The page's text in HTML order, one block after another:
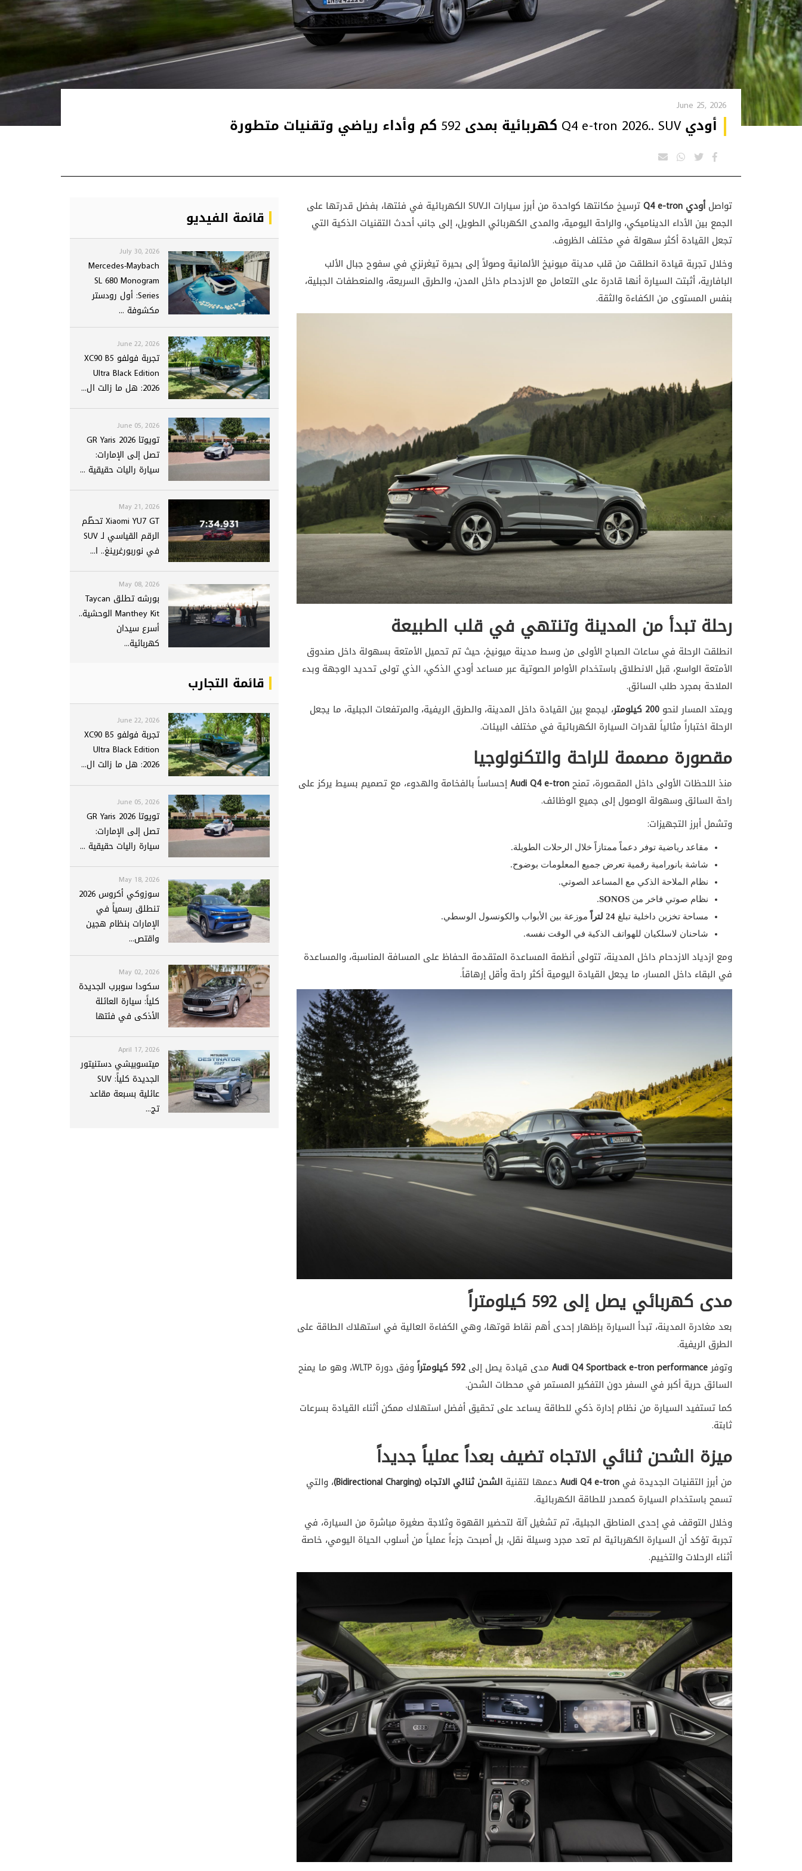
June 25, 2026
أودي Q4 e-tron 2026.. SUV كهربائية بمدى 592 كم وأداء رياضي وتقنيات متطورة
تواصلأودي Q4 e-tron
ترسيخ مكانتها كواحدة من أبرز سيارات الـSUV الكهربائية في فئتها، بفضل قدرتها على
الجمع بين الأداء الديناميكي، والراحة اليومية، والمدى الكهربائي الطويل، إلى جانب أحدث التقنيات الذكية التي
تجعل القيادة أكثر سهولة في مختلف الظروف.
وخلال تجربة قيادة انطلقت من قلب مدينة ميونيخ الألمانية وصولاً إلى بحيرة تيغرنزي في سفوح جبال الألب
البافارية، أثبتت السيارة أنها قادرة على التعامل مع الازدحام داخل المدن، والطرق السريعة، والمنعطفات الجبلية،
بنفس المستوى من الكفاءة والثقة.
رحلة تبدأ من المدينة وتنتهي في قلب الطبيعة
انطلقت الرحلة في ساعات الصباح الأولى من وسط مدينة ميونيخ، حيث تم تحميل الأمتعة بسهولة داخل صندوق
الأمتعة الواسع، قبل الانطلاق باستخدام الأوامر الصوتية عبر مساعد أودي الذكي، الذي تولى تحديد الوجهة وبدء
الملاحة بمجرد طلب السائق.
ويمتد المسار لنحو 200 كيلومتر
، ليجمع بين القيادة داخل المدينة، والطرق الريفية، والمرتفعات الجبلية، ما يجعل
الرحلة اختباراً مثالياً لقدرات السيارة الكهربائية في مختلف البيئات.
مقصورة مصممة للراحة والتكنولوجيا
منذ اللحظات الأولى داخل المقصورة، تمنحAudi Q4 e-tronإحساساً بالفخامة والهدوء، مع تصميم بسيط يركز على
راحة السائق وسهولة الوصول إلى جميع الوظائف.
وتشمل أبرز التجهيزات:
مقاعد رياضية توفر دعماً ممتازاً خلال الرحلات الطويلة.
شاشة بانورامية رقمية تعرض جميع المعلومات بوضوح.
نظام الملاحة الذكي مع المساعد الصوتي.
نظام صوتي فاخر من SONOS
.
مساحة تخزين داخلية تبلغ 24 لتراً
موزعة بين الأبواب والكونسول الوسطي.
شاحنان لاسلكيان للهواتف الذكية في الوقت نفسه.
ومع ازدياد الازدحام داخل المدينة، تتولى أنظمة المساعدة المتقدمة الحفاظ على المسافة المناسبة، والمساعدة
في البقاء داخل المسار، ما يجعل القيادة اليومية أكثر راحة وأقل إرهاقاً.
مدى كهربائي يصل إلى 592 كيلومتراً
بعد مغادرة المدينة، تبدأ السيارة بإظهار إحدى أهم نقاط قوتها، وهي الكفاءة العالية في استهلاك الطاقة على
الطرق الريفية.
وتوفرAudi Q4 Sportback e-tron performance مدى قيادة يصل إلى 592 كيلومتراً
وفق دورة WLTP، وهو ما يمنح
السائق حرية أكبر في السفر دون التفكير المستمر في محطات الشحن.
كما تستفيد السيارة من نظام إدارة ذكي للطاقة يساعد على تحقيق أفضل استهلاك ممكن أثناء القيادة بسرعات
ثابتة.
ميزة الشحن ثنائي الاتجاه تضيف بعداً عملياً جديداً
من أبرز التقنيات الجديدة في Audi Q4 e-tron دعمها لتقنية الشحن ثنائي الاتجاه (Bidirectional Charging)
، والتي
تسمح باستخدام السيارة كمصدر للطاقة الكهربائية.
وخلال التوقف في إحدى المناطق الجبلية، تم تشغيل آلة لتحضير القهوة وثلاجة صغيرة مباشرة من السيارة، في
تجربة تؤكد أن السيارة الكهربائية لم تعد مجرد وسيلة نقل، بل أصبحت جزءاً عملياً من أسلوب الحياة اليومي، خاصة
أثناء الرحلات والتخييم.
قائمة الفيديو
July 30, 2026
Mercedes-Maybach
SL 680 Monogram
Series: أول رودستر
مكشوفة ...
June 22, 2026
تجربة فولفو XC90 B5
Ultra Black Edition
2026: هل ما زالت ال...
June 05, 2026
تويوتا GR Yaris 2026
تصل إلى الإمارات:
سيارة راليات حقيقية ...
May 21, 2026
Xiaomi YU7 GT تحطّم
الرقم القياسي لـ SUV
في نوربورغرينغ.. ا...
May 08, 2026
بورشه تطلق Taycan
Manthey Kit الوحشية..
أسرع سيدان
كهربائية...
قائمة التجارب
June 22, 2026
تجربة فولفو XC90 B5
Ultra Black Edition
2026: هل ما زالت ال...
June 05, 2026
تويوتا GR Yaris 2026
تصل إلى الإمارات:
سيارة راليات حقيقية ...
May 18, 2026
سوزوكي أكروس 2026
تنطلق رسمياً في
الإمارات بنظام هجين
واقتص...
May 02, 2026
سكودا سوبرب الجديدة
كلياً: سيارة العائلة
الأذكى في فئتها
April 17, 2026
ميتسوبيشي دستنيتور
الجديدة كلياً: SUV
عائلية بسبعة مقاعد
تج...